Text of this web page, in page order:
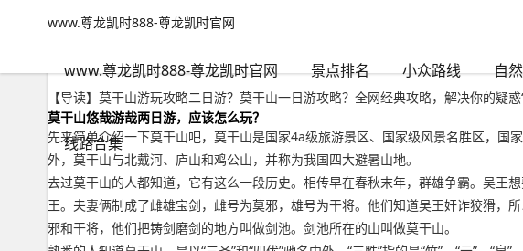
www.尊龙凯时888-尊龙凯时官网
www.尊龙凯时888-尊龙凯时官网 景点排名 小众路线 自
线路合集
www.尊龙凯时888-尊龙凯时官网
莫干山游玩攻略二日游？莫干山一日游攻略-www.尊龙凯时888
【导读】莫干山游玩攻略二日游？莫干山一日游攻略？全网经典攻略，解决你的疑惑
莫干山悠哉游哉两日游，应该怎么玩？
先来简单介绍一下莫干山吧，莫干山是国家4a级旅游景区、国家级风景名胜区，国
外，莫干山与北戴河、庐山和鸡公山，并称为我国四大避暑山地。
去过莫干山的人都知道，它有这么一段历史。相传早在春秋末年，群雄争霸。吴王
王。夫妻俩制成了雌雄宝剑，雌号为莫邪，雄号为干将。他们知道吴王奸诈狡猾
邪和干将，他们把铸剑磨剑的地方叫做剑池。剑池所在的山叫做莫干山。